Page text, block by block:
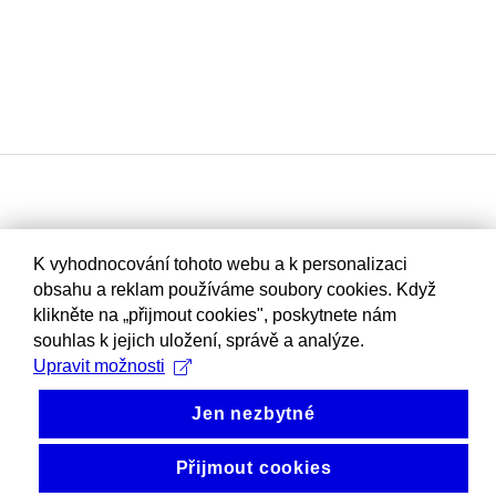
K vyhodnocování tohoto webu a k personalizaci
obsahu a reklam používáme soubory cookies. Když
klikněte na „přijmout cookies", poskytnete nám
souhlas k jejich uložení, správě a analýze.
Upravit možnosti
Jen nezbytné
Přijmout cookies